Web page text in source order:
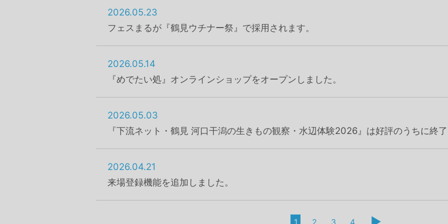
2026.05.23
フェスまるが『鶴見ウチナー祭』で採用されます。
2026.05.14
『めでたい処』オンラインショップをオープンしました。
2026.05.03
『下流ネット・鶴見 河口干潟の生きもの観察・水辺体験2026』は好評のうちに終了
2026.04.21
来場登録機能を追加しました。